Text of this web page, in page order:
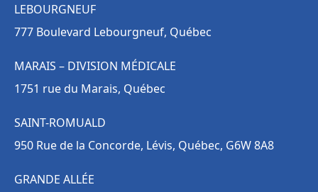
LEBOURGNEUF
777 Boulevard Lebourgneuf, Québec
MARAIS – DIVISION MÉDICALE
1751 rue du Marais, Québec
SAINT-ROMUALD
950 Rue de la Concorde, Lévis, Québec, G6W 8A8
GRANDE ALLÉE